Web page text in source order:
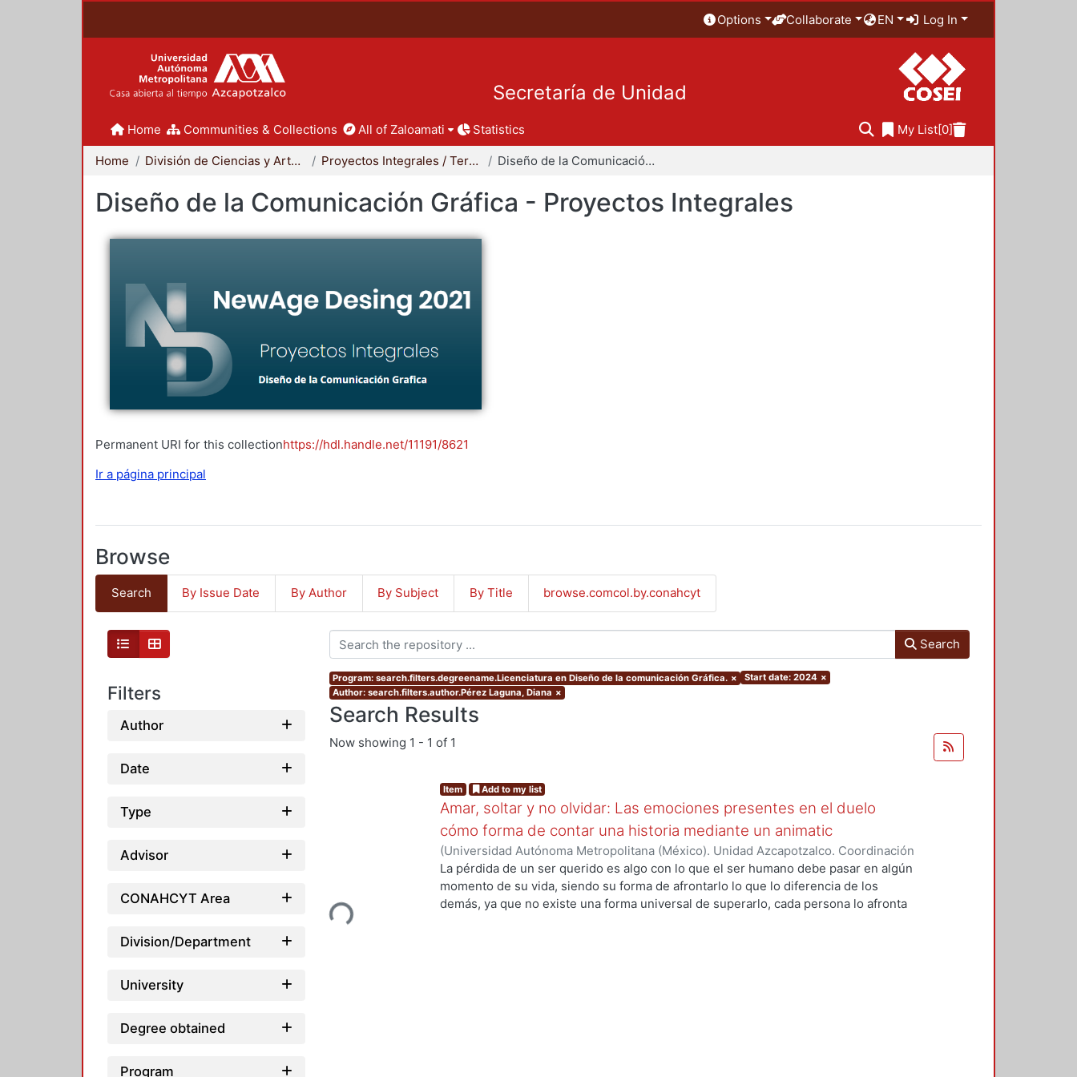
Options Collaborate EN Log In
Secretaría de Unidad
Home Communities & Collections All of Zaloamati Statistics My List[0]
Home División de Ciencias y Artes para el Diseño Proyectos Integrales / Terminales - Licenciatura Diseño de la Comunicación Gráfica - Proyectos Integrales
Diseño de la Comunicación Gráfica - Proyectos Integrales
Permanent URI for this collectionhttps://hdl.handle.net/11191/8621
Ir a página principal
Browse
Search By Issue Date By Author By Subject By Title browse.comcol.by.conahcyt
Filters
Author
Date
Type
Advisor
CONAHCYT Area
Division/Department
University
Degree obtained
Program
Search
Program: search.filters.degreename.Licenciatura en Diseño de la comunicación Gráfica. × Start date: 2024 ×
Author: search.filters.author.Pérez Laguna, Diana ×
Search Results
Now showing 1 - 1 of 1
Loading...
Item Add to my list
Amar, soltar y no olvidar: Las emociones presentes en el duelo
cómo forma de contar una historia mediante un animatic
(Universidad Autónoma Metropolitana (México). Unidad Azcapotzalco. Coordinación
de Servicios de Información.,2024-01)Pérez Laguna, Diana
La pérdida de un ser querido es algo con lo que el ser humano debe pasar en algún
momento de su vida, siendo su forma de afrontarlo lo que lo diferencia de los
demás, ya que no existe una forma universal de superarlo, cada persona lo afronta